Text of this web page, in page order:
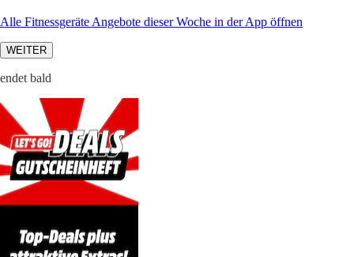
Alle Fitnessgeräte Angebote dieser Woche in der App öffnen
WEITER
endet bald